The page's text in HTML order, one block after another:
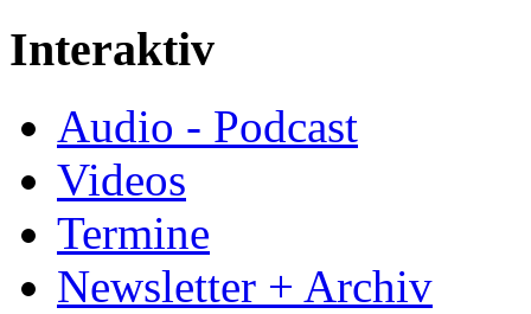
Interaktiv
Audio - Podcast
Videos
Termine
Newsletter + Archiv